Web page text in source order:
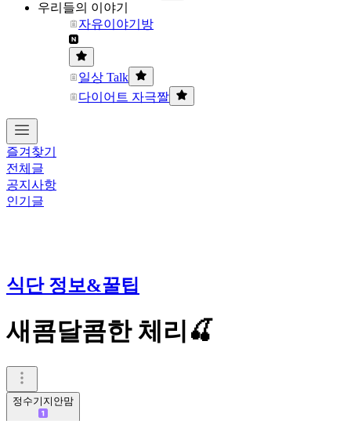
우리들의 이야기
자유이야기방
일상 Talk
다이어트 자극짤
즐겨찾기
전체글
공지사항
인기글
식단 정보&꿀팁
새콤달콤한 체리🍒
정수기지안맘